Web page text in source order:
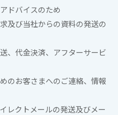
ドバイスのため
及び当社からの資料の発送の
、代金決済、アフターサービ
のお客さまへのご連絡、情報
レクトメールの発送及びメー